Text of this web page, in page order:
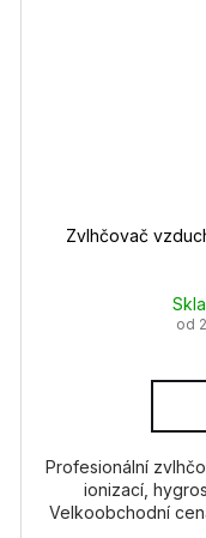
Zvlhčovač
od
Profesionální
ionizací,
Velkoobchodní